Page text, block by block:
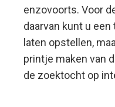
enzovoorts. Voor
daarvan kunt u
laten opstellen,
printje maken van
de zoektocht op